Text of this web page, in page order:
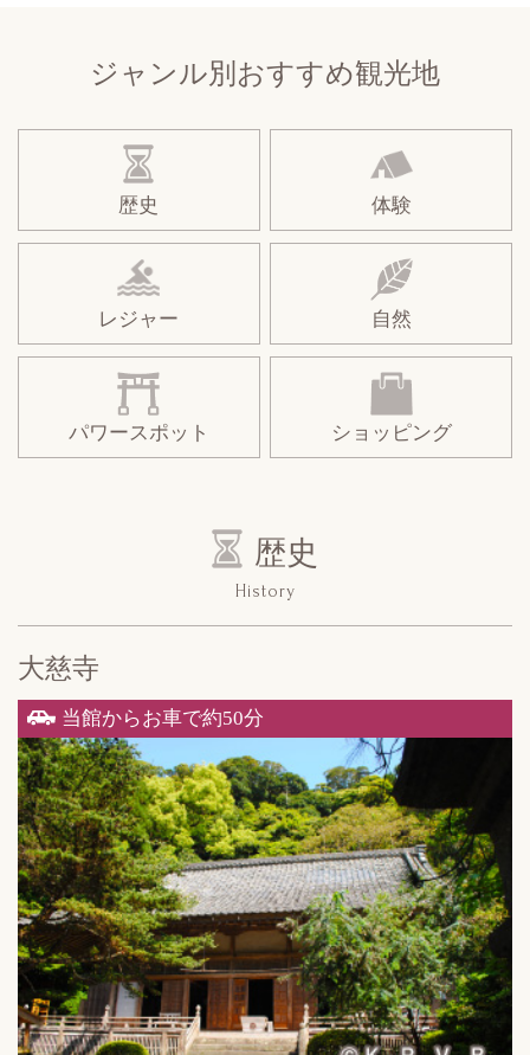
ジャンル別おすすめ観光地
歴史 体験
レジャー 自然
パワースポット ショッピング
歴史
History
大慈寺
当館からお車で約50分